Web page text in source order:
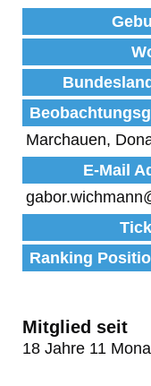
zum
Inhalt
Marchauen,
E-Mail
Ranking
Mitglied seit
18 Jahre 11